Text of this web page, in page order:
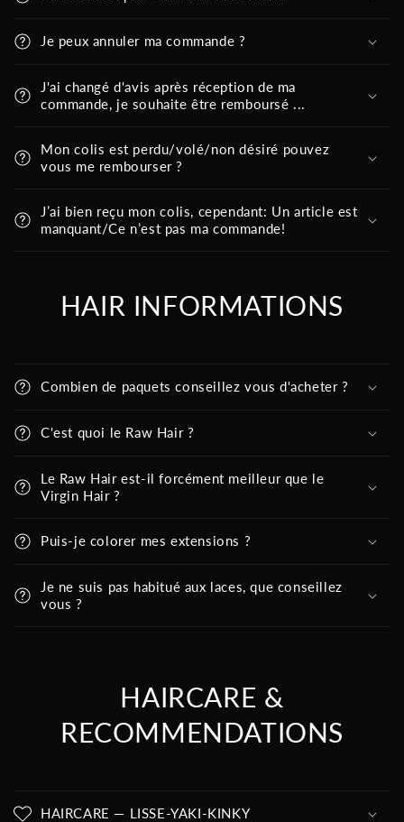
Je peux annuler ma commande ?
J'ai changé d'avis après réception de ma
commande, je souhaite être remboursé ...
Mon colis est perdu/volé/non désiré pouvez
vous me rembourser ?
J’ai bien reçu mon colis, cependant: Un article est
manquant/Ce n’est pas ma commande!
HAIR INFORMATIONS
Combien de paquets conseillez vous d'acheter ?
C'est quoi le Raw Hair ?
Le Raw Hair est-il forcément meilleur que le
Virgin Hair ?
Puis-je colorer mes extensions ?
Je ne suis pas habitué aux laces, que conseillez
vous ?
HAIRCARE &
RECOMMENDATIONS
HAIRCARE — LISSE-YAKI-KINKY